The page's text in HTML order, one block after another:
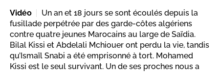
Vidéo
Un an et 18 jours se sont écoulés depuis la
fusillade perpétrée par des garde-côtes algériens
contre quatre jeunes Marocains au large de Saïdia.
Bilal Kissi et Abdelali Mchiouer ont perdu la vie, tandis
qu’Ismaïl Snabi a été emprisonné à tort. Mohamed
Kissi est le seul survivant. Un de ses proches nous a